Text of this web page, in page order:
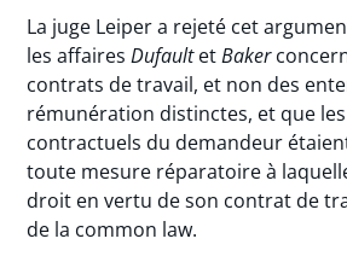
La juge Leiper a rejeté cet
les affairesDufaultetBaker
contrats de travail, et non des
rémunération distinctes, et que
contractuels du demandeur
toute mesure réparatoire à
droit en vertu de son contrat de
de la common law.